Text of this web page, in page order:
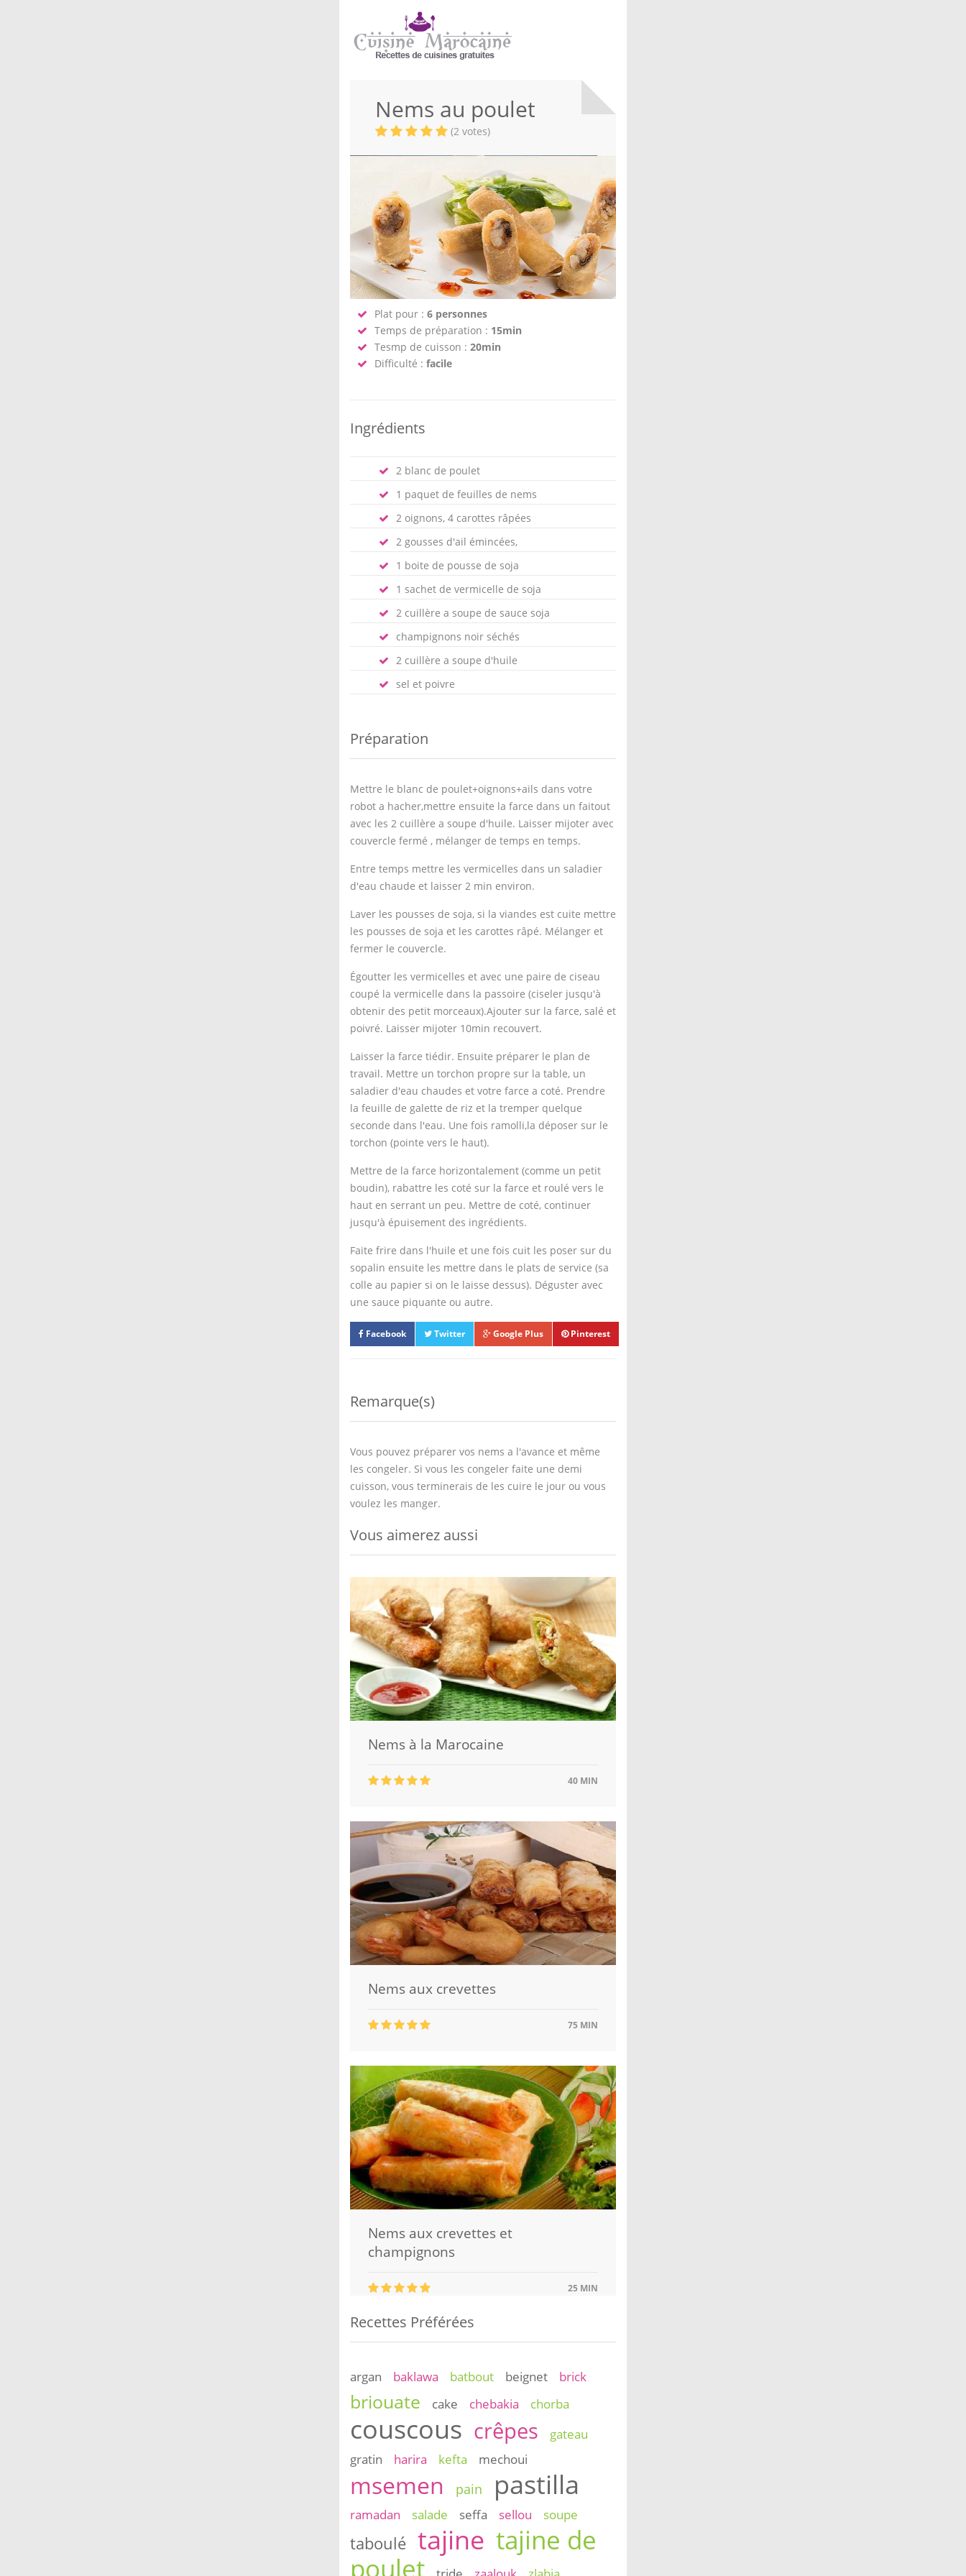
Nems au poulet
(2 votes)
Plat pour : 6 personnes
Temps de préparation : 15min
Tesmp de cuisson : 20min
Difficulté : facile
Ingrédients
2 blanc de poulet
1 paquet de feuilles de nems
2 oignons, 4 carottes râpées
2 gousses d'ail émincées,
1 boite de pousse de soja
1 sachet de vermicelle de soja
2 cuillère a soupe de sauce soja
champignons noir séchés
2 cuillère a soupe d'huile
sel et poivre
Préparation
Mettre le blanc de poulet+oignons+ails dans votre
robot a hacher,mettre ensuite la farce dans un faitout
avec les 2 cuillère a soupe d'huile. Laisser mijoter avec
couvercle fermé , mélanger de temps en temps.
Entre temps mettre les vermicelles dans un saladier
d'eau chaude et laisser 2 min environ.
Laver les pousses de soja, si la viandes est cuite mettre
les pousses de soja et les carottes râpé. Mélanger et
fermer le couvercle.
Égoutter les vermicelles et avec une paire de ciseau
coupé la vermicelle dans la passoire (ciseler jusqu'à
obtenir des petit morceaux).Ajouter sur la farce, salé et
poivré. Laisser mijoter 10min recouvert.
Laisser la farce tiédir. Ensuite préparer le plan de
travail. Mettre un torchon propre sur la table, un
saladier d'eau chaudes et votre farce a coté. Prendre
la feuille de galette de riz et la tremper quelque
seconde dans l'eau. Une fois ramolli,la déposer sur le
torchon (pointe vers le haut).
Mettre de la farce horizontalement (comme un petit
boudin), rabattre les coté sur la farce et roulé vers le
haut en serrant un peu. Mettre de coté, continuer
jusqu'à épuisement des ingrédients.
Faite frire dans l'huile et une fois cuit les poser sur du
sopalin ensuite les mettre dans le plats de service (sa
colle au papier si on le laisse dessus). Déguster avec
une sauce piquante ou autre.
Facebook Twitter Google Plus Pinterest
Remarque(s)
Vous pouvez préparer vos nems a l'avance et même
les congeler. Si vous les congeler faite une demi
cuisson, vous terminerais de les cuire le jour ou vous
voulez les manger.
Vous aimerez aussi
Nems à la Marocaine
40 MIN
Nems aux crevettes
75 MIN
Nems aux crevettes et
champignons
25 MIN
Recettes Préférées
argan baklawa batbout beignet brick
briouate cake chebakia chorba
couscous crêpes
gateau
gratin
harira kefta mechoui
msemen pain pastilla
ramadan salade seffa sellou soupe
taboulé tajine tajine de
poulet